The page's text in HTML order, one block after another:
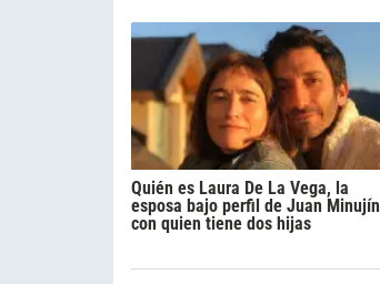
Quién es Laura De La Vega, la
esposa bajo perfil de Juan Minujín
con quien tiene dos hijas